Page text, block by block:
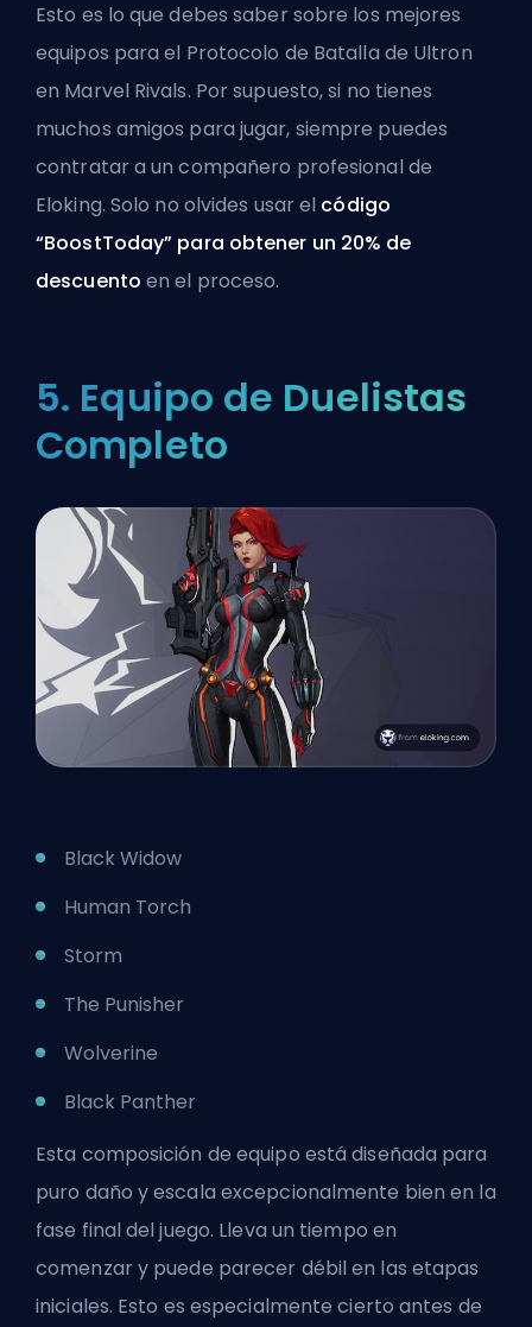
Esto es lo que debes saber sobre los mejores
equipos para el Protocolo de Batalla de Ultron
en Marvel Rivals. Por supuesto, si no tienes
muchos amigos para jugar, siempre puedes
contratar a un compañero profesional de
Eloking. Solo no olvides usar el código
“BoostToday” para obtener un 20% de
descuento en el proceso.
5. Equipo de Duelistas
Completo
Black Widow
Human Torch
Storm
The Punisher
Wolverine
Black Panther
Esta composición de equipo está diseñada para
puro daño y escala excepcionalmente bien en la
fase final del juego. Lleva un tiempo en
comenzar y puede parecer débil en las etapas
iniciales. Esto es especialmente cierto antes de